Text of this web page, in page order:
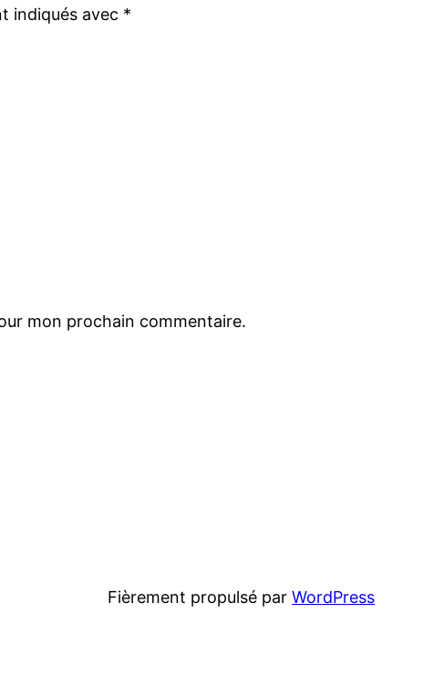
indiqués avec *
mon prochain commentaire.
Fièrement propulsé parWordPress